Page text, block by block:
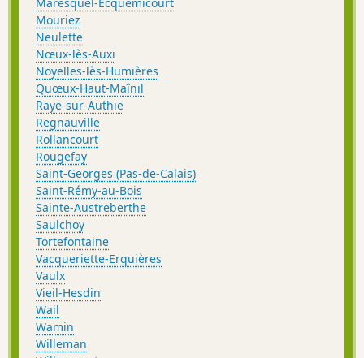
Maresquel-Ecquemicourt
Mouriez
Neulette
Nœux-lès-Auxi
Noyelles-lès-Humières
Quœux-Haut-Maînil
Raye-sur-Authie
Regnauville
Rollancourt
Rougefay
Saint-Georges (Pas-de-Calais)
Saint-Rémy-au-Bois
Sainte-Austreberthe
Saulchoy
Tortefontaine
Vacqueriette-Erquières
Vaulx
Vieil-Hesdin
Wail
Wamin
Willeman